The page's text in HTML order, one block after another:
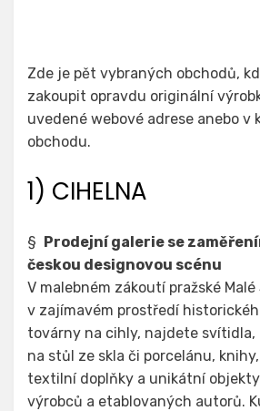
Zde je pět vybraných obchodů,
zakoupit opravdu originální
uvedené webové adrese anebo v
obchodu.
1) CIHELNA
§ Prodejní galerie se
českou designovou scénu
V malebném zákoutí pražské Malé
v zajímavém prostředí
továrny na cihly, najdete svítidla,
na stůl ze skla či porcelánu,
textilní doplňky a unikátní
výrobců a etablovaných autorů.